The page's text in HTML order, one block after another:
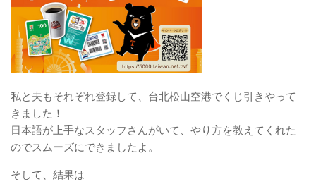
私と夫もそれぞれ登録して、台北松山空港でくじ引きやって
きました！
日本語が上手なスタッフさんがいて、やり方を教えてくれた
のでスムーズにできましたよ。
そして、結果は…